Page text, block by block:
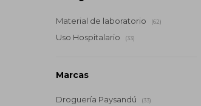
Material de laboratorio (62)
Uso Hospitalario (33)
Marcas
Droguería Paysandú (33)